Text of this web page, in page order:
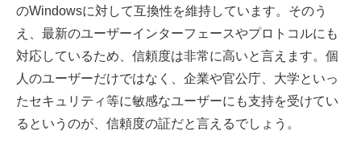
のWindowsに対して互換性を維持しています。そのう
え、最新のユーザーインターフェースやプロトコルにも
対応しているため、信頼度は非常に高いと言えます。個
人のユーザーだけではなく、企業や官公庁、大学といっ
たセキュリティ等に敏感なユーザーにも支持を受けてい
るというのが、信頼度の証だと言えるでしょう。